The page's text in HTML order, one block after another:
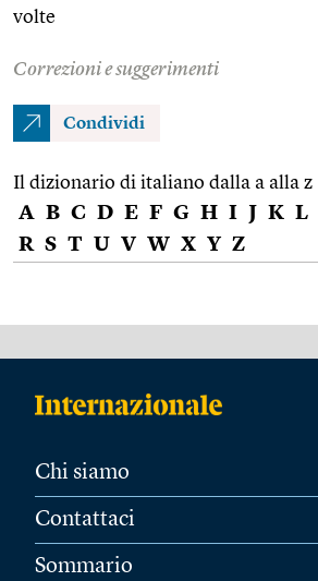
volte
Correzioni e suggerimenti
Condividi
Il dizionario di italiano dalla a alla z
A B C D E F G H I J K L
R S T U V W X Y Z
Chi siamo
Contattaci
Sommario